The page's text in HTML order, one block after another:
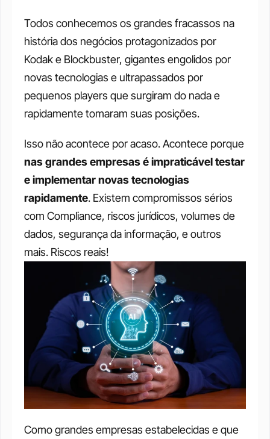
Todos conhecemos os grandes fracassos na
história dos negócios protagonizados por
Kodak e Blockbuster, gigantes engolidos por
novas tecnologias e ultrapassados por
pequenos players que surgiram do nada e
rapidamente tomaram suas posições.
nas grandes empresas é impraticável testar
e implementar novas tecnologias
rapidamente. Existem compromissos sérios
com Compliance, riscos jurídicos, volumes de
dados, segurança da informação, e outros
mais. Riscos reais!
Como grandes empresas estabelecidas e que